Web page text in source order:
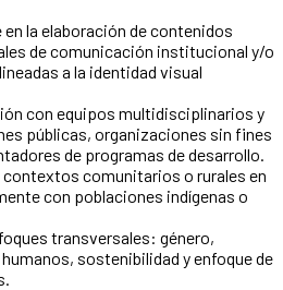
la elaboración de contenidos
de comunicación institucional y/o
a la identidad visual
con equipos multidisciplinarios y
públicas, organizaciones sin fines
de programas de desarrollo.
comunitarios o rurales en
con poblaciones indígenas o
transversales: género,
sostenibilidad y enfoque de